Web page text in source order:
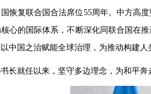
恢复联合国合法席位55周年。中方高
心的国际体系，不断深化同联合国在
中国之治赋能全球治理，为推动构建
长就任以来，坚守多边理念，为和平